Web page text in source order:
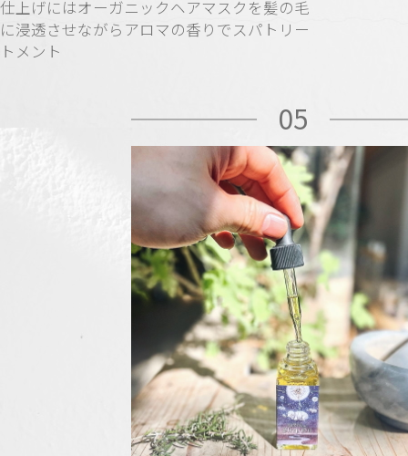
仕上げにはオーガニックヘアマスクを髪の毛
に浸透させながらアロマの香りでスパトリー
トメント
05